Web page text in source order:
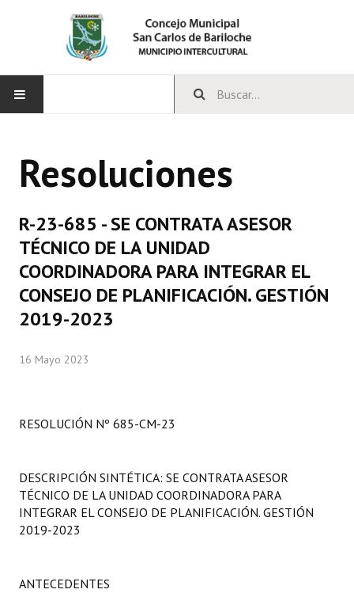
CONCEJO
Integrantes del Concejo
Comisiones Permanentes
Comisiones Especiales
Constitución Provincial
Carta Orgánica 2007
Reglamento Interno
Resoluciones
R-23-685 - SE CONTRATA ASESOR
TÉCNICO DE LA UNIDAD
COORDINADORA PARA INTEGRAR EL
CONSEJO DE PLANIFICACIÓN. GESTIÓN
2019-2023
16 Mayo 2023
RESOLUCIÓN Nº 685-CM-23
DESCRIPCIÓN SINTÉTICA: SE CONTRATA ASESOR
TÉCNICO DE LA UNIDAD COORDINADORA PARA
INTEGRAR EL CONSEJO DE PLANIFICACIÓN. GESTIÓN
2019-2023
ANTECEDENTES